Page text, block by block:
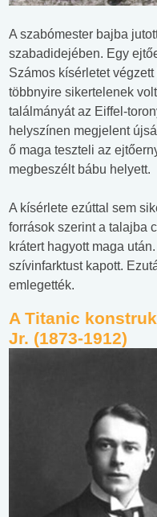
A szabómester bajba
szabadidejében. Egy
Számos kísérletet
többnyire sikertelenek
találmányát az Eiffel-
helyszínen megjelent
ő maga teszteli az
megbeszélt bábu helyett.
A kísérlete ezúttal sem
források szerint a talajba
krátert hagyott maga
szívinfarktust kapott.
emlegették.
A Titanic
Jr. (1873-1912)